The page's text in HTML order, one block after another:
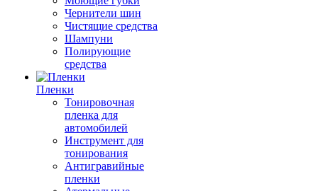
Чернители шин
Чистящие средства
Шампуни
Полирующие
средства
Пленки
Тонировочная
пленка для
автомобилей
Инструмент для
тонирования
Антигравийные
пленки